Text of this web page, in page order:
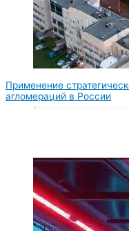
Применение
агломераций в России